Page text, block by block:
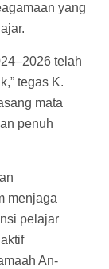
yang
telah
tegas K.
mata
penuh
menjaga
pelajar
An-